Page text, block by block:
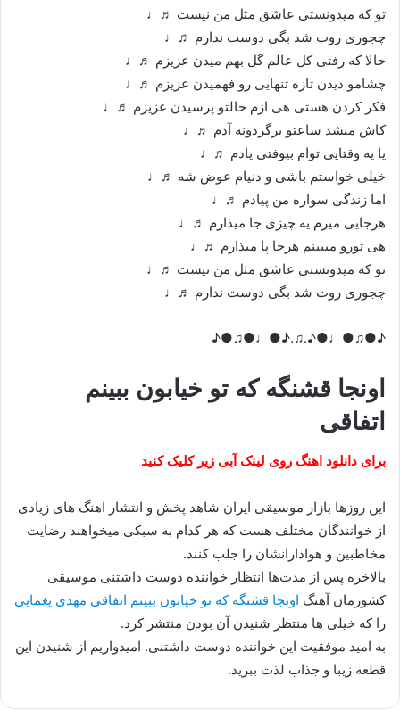
تو که میدونستی عاشق مثل من نیست ♬♩
چجوری روت شد بگی دوست ندارم ♬♩
حالا که رفتی کل عالم گل بهم میدن عزیزم ♬♩
چشامو دیدن تازه تنهایی رو فهمیدن عزیزم ♬♩
فکر کردن هستی هی ازم حالتو پرسیدن عزیزم ♬♩
کاش میشد ساعتو برگردونه آدم ♬♩
یا یه وقتایی توام بیوفتی یادم ♬♩
خیلی خواستم باشی و دنیام عوض شه ♬♩
اما زندگی سواره من پیادم ♬♩
هرجایی میرم یه چیزی جا میذارم ♬♩
هی تورو میبینم هرجا پا میذارم ♬♩
تو که میدونستی عاشق مثل من نیست ♬♩
چجوری روت شد بگی دوست ندارم ♬♩
♪●♫●♩●♪.♫.♪●♩●♫●♪
اونجا قشنگه که تو خیابون ببینم
اتفاقی
برای دانلود اهنگ روی لینک آبی زیر کلیک کنید
این روزها بازار موسیقی ایران شاهد پخش و انتشار اهنگ های زیادی
از خوانندگان مختلف هست که هر کدام به سبکی میخواهند رضایت
مخاطبین و هوادارانشان را جلب کنند.
بالاخره پس از مدت‌ها انتظار خواننده دوست داشتنی موسیقی
کشورمان آهنگ اونجا قشنگه که تو خیابون ببینم اتفاقی مهدی یغمایی
را که خیلی ها منتظر شنیدن آن بودن منتشر کرد.
به امید موفقیت این خواننده دوست داشتنی. امیدواریم از شنیدن این
قطعه زیبا و جذاب لذت ببرید.